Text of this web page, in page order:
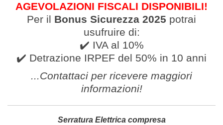
AGEVOLAZIONI FISCALI DISPONIBILI!
Per il Bonus Sicurezza 2025 potrai
usufruire di:
✔️ IVA al 10%
✔️ Detrazione IRPEF del 50% in 10 anni
...Contattaci per ricevere maggiori
informazioni!
Serratura Elettrica compresa